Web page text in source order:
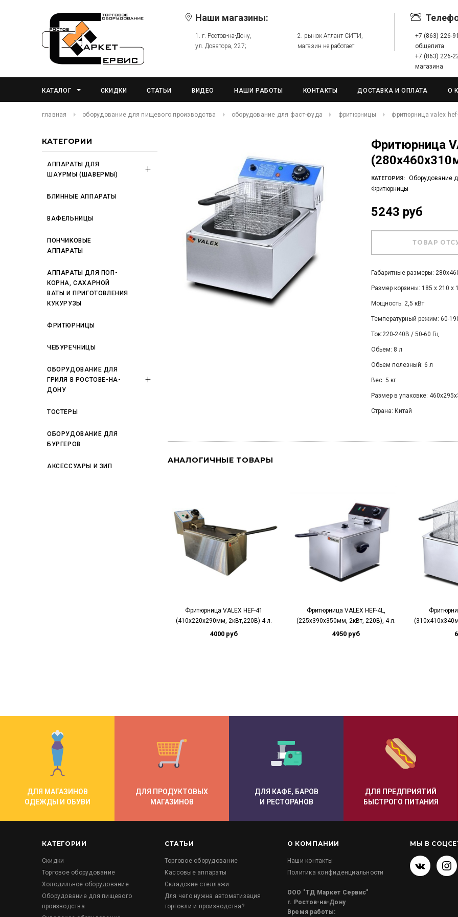
Наши магазины:
1. г. Ростов-на-Дону,
ул. Доватора, 227;
2. рынок Атлант СИТИ,
магазин не работает
+7 (863) 226-
общепита
+7 (863) 226-
магазина
КАТАЛОГ СКИДКИ СТАТЬИ ВИДЕО НАШИ РАБОТЫ КОНТАКТЫ ДОСТАВКА И ОПЛАТА О
главная оборудование для пищевого производства оборудование для фаст-фуда фритюрницы фритюрница valex
КАТЕГОРИИ
АППАРАТЫ ДЛЯ
ШАУРМЫ (ШАВЕРМЫ)
БЛИННЫЕ АППАРАТЫ
ВАФЕЛЬНИЦЫ
ПОНЧИКОВЫЕ
АППАРАТЫ
АППАРАТЫ ДЛЯ ПОП-
КОРНА, САХАРНОЙ
ВАТЫ И ПРИГОТОВЛЕНИЯ
КУКУРУЗЫ
ФРИТЮРНИЦЫ
ЧЕБУРЕЧНИЦЫ
ОБОРУДОВАНИЕ ДЛЯ
ГРИЛЯ В РОСТОВЕ-НА-
ДОНУ
ТОСТЕРЫ
ОБОРУДОВАНИЕ ДЛЯ
БУРГЕРОВ
АКСЕССУАРЫ И ЗИП
Фритюрница VALEX HEF-81A,
КАТЕГОРИЯ: Оборудование
Фритюрницы
5243 руб
Габаритные размеры:
Размер корзины: 185 х 210 х
Мощность: 2,5 кВт
Температурный режим: 60-
Ток:220-240В / 50-60 Гц
Обьем: 8 л
Обьем полезный: 6 л
Вес: 5 кг
Размер в упаковке:
Страна: Китай
АНАЛОГИЧНЫЕ ТОВАРЫ
Фритюрница VALEX HEF-41
(410х220х290мм, 2кВт,220В) 4 л.
4000 руб
Фритюрница VALEX HEF-4L,
(225х390х350мм, 2кВт, 220В), 4 л.
4950 руб
ДЛЯ МАГАЗИНОВ
ОДЕЖДЫ И ОБУВИ
ДЛЯ ПРОДУКТОВЫХ
МАГАЗИНОВ
ДЛЯ КАФЕ, БАРОВ
И РЕСТОРАНОВ
ДЛЯ ПРЕДПРИЯТИЙ
БЫСТРОГО ПИТАНИЯ
КАТЕГОРИИ
Скидки
Торговое оборудование
Холодильное оборудование
Оборудование для пищевого
производства
СТАТЬИ
Торговое оборудование
Кассовые аппараты
Складские стеллажи
Для чего нужна автоматизация
торговли и производства?
О КОМПАНИИ
Наши контакты
Политика конфиденциальности
ООО "ТД Маркет Сервис"
г. Ростов-на-Дону
Время работы:
МЫ В